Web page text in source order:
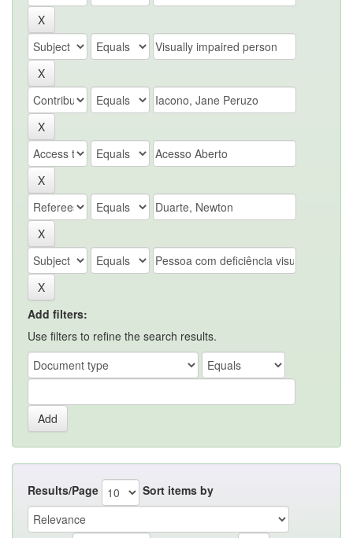
Add filters:
Use filters to refine the search results.
Results/Page Sort items by